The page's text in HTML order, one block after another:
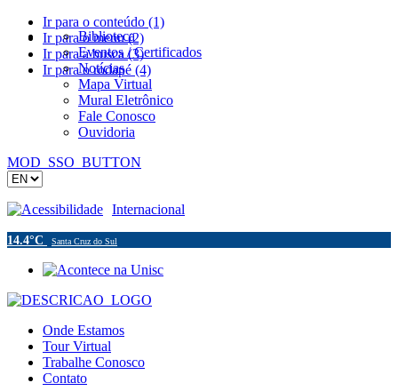
Ir para o conteúdo (1)
Ir para o menu (2)
Ir para a busca (3)
Ir para o rodapé (4)
Biblioteca
Eventos / Certificados
Notícias
Mapa Virtual
Mural Eletrônico
Fale Conosco
Ouvidoria
MOD_SSO_BUTTON
Acessibilidade Internacional
14.4°C Santa Cruz do Sul
Onde Estamos
Tour Virtual
Trabalhe Conosco
Contato